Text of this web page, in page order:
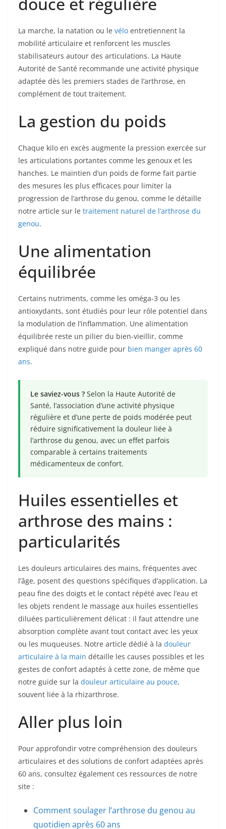
La marche, la natation ou le vélo entretiennent la
mobilité articulaire et renforcent les muscles
stabilisateurs autour des articulations. La Haute
Autorité de Santé recommande une activité physique
adaptée dès les premiers stades de l’arthrose, en
complément de tout traitement.
La gestion du poids
Chaque kilo en excès augmente la pression exercée sur
les articulations portantes comme les genoux et les
hanches. Le maintien d’un poids de forme fait partie
des mesures les plus efficaces pour limiter la
progression de l’arthrose du genou, comme le détaille
notre article sur le traitement naturel de l’arthrose du
genou.
Une alimentation
équilibrée
Certains nutriments, comme les oméga-3 ou les
antioxydants, sont étudiés pour leur rôle potentiel dans
la modulation de l’inflammation. Une alimentation
équilibrée reste un pilier du bien-vieillir, comme
expliqué dans notre guide pour bien manger après 60
ans.
Le saviez-vous ? Selon la Haute Autorité de
Santé, l’association d’une activité physique
régulière et d’une perte de poids modérée peut
réduire significativement la douleur liée à
l’arthrose du genou, avec un effet parfois
comparable à certains traitements
médicamenteux de confort.
Huiles essentielles et
arthrose des mains :
particularités
Les douleurs articulaires des mains, fréquentes avec
l’âge, posent des questions spécifiques d’application. La
peau fine des doigts et le contact répété avec l’eau et
les objets rendent le massage aux huiles essentielles
diluées particulièrement délicat : il faut attendre une
absorption complète avant tout contact avec les yeux
ou les muqueuses. Notre article dédié à la douleur
articulaire à la main détaille les causes possibles et les
gestes de confort adaptés à cette zone, de même que
notre guide sur la douleur articulaire au pouce,
souvent liée à la rhizarthrose.
Aller plus loin
Pour approfondir votre compréhension des douleurs
articulaires et des solutions de confort adaptées après
60 ans, consultez également ces ressources de notre
site :
Comment soulager l’arthrose du genou au
quotidien après 60 ans